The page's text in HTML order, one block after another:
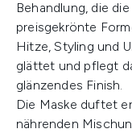
Behandlung, die
preisgekrönte
Hitze, Styling und
glättet und pflegt
glänzendes Finish.
Die Maske duftet
nährenden